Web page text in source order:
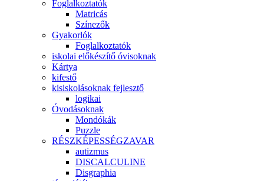
Foglalkoztatók
Matricás
Színezők
Gyakorlók
Foglalkoztatók
iskolai előkészítő óvisoknak
Kártya
kifestő
kisiskolásoknak fejlesztő
logikai
Óvodásoknak
Mondókák
Puzzle
RÉSZKÉPESSÉGZAVAR
autizmus
DISCALCULINE
Disgraphia